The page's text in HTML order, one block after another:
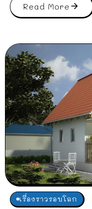
Read More
เรื่องราวรอบโลก